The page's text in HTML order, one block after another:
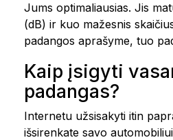
Jums optimaliausias. Jis
(dB) ir kuo mažesnis
padangos aprašyme, tuo
Kaip įsigyti
padangas?
Internetu užsisakyti itin
išsirenkate savo